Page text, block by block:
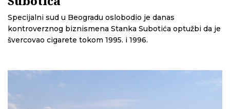
Specijalni sud u Beogradu oslobodio je danas
kontroverznog biznismena Stanka Subotića optužbi da je
švercovao cigarete tokom 1995. i 1996.